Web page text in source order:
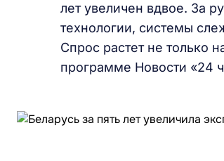
лет увеличен вдвое. За
технологии, системы
Спрос растет не только
программе Новости «24